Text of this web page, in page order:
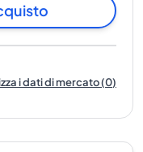
i dati di mercato(0)